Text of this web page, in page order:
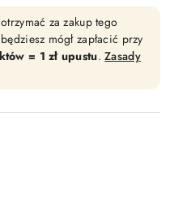
za zakup tego
mógł zapłacić przy
= 1 zł upustu.Zasady